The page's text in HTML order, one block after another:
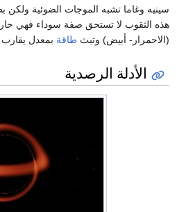
سينيه وغاما تشبه الموجات الضوئية
هذه الثقوب لا تستحق صفة سوداء فهي
(الاحمرار- أبيض) وتبث طاقة بمعدل
الأدلة الرصدية